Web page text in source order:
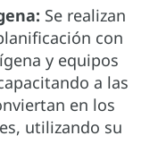
Se realizan
con
y equipos
a las
en los
utilizando su